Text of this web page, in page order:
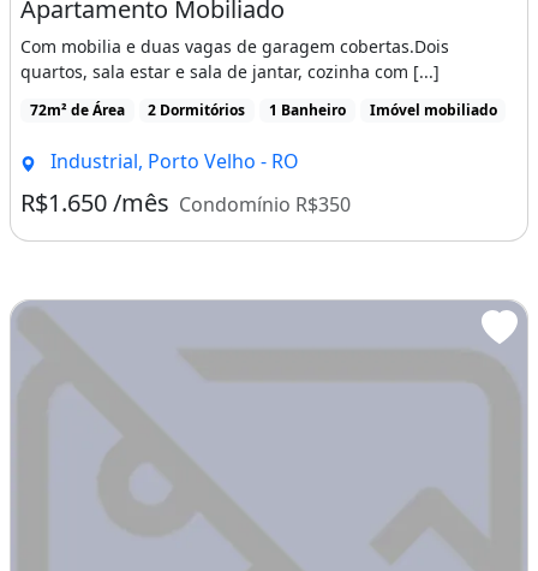
Apartamento Mobiliado
Com mobilia e duas vagas de garagem cobertas.Dois
quartos, sala estar e sala de jantar, cozinha com [...]
72m² de Área 2 Dormitórios 1 Banheiro Imóvel mobiliado
Industrial, Porto Velho - RO
R$1.650 /mês Condomínio R$350